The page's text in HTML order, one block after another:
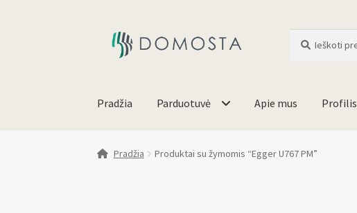
Pradžia Parduotuvė Apie mus Profilis
Pradžia Produktai su žymomis “Egger U767 PM”